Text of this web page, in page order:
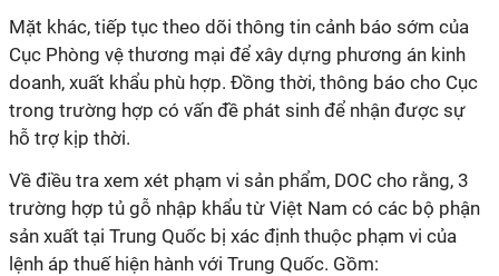
Mặt khác, tiếp tục theo dõi thông tin cảnh báo sớm của
Cục Phòng vệ thương mại để xây dựng phương án kinh
doanh, xuất khẩu phù hợp. Đồng thời, thông báo cho Cục
trong trường hợp có vấn đề phát sinh để nhận được sự
hỗ trợ kịp thời.
Về điều tra xem xét phạm vi sản phẩm, DOC cho rằng, 3
trường hợp tủ gỗ nhập khẩu từ Việt Nam có các bộ phận
sản xuất tại Trung Quốc bị xác định thuộc phạm vi của
lệnh áp thuế hiện hành với Trung Quốc. Gồm: